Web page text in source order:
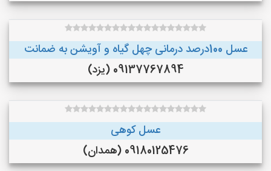
عسل 100درصد درمانی چهل گیاه و آویشن به ضمانت
09137767894 (یزد)
عسل کوهی
09180125476 (همدان)